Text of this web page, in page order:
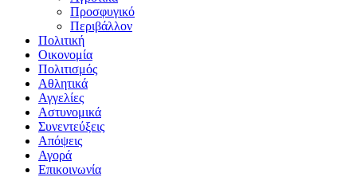
Προσφυγικό
Περιβάλλον
Πολιτική
Οικονομία
Πολιτισμός
Αθλητικά
Αγγελίες
Αστυνομικά
Συνεντεύξεις
Απόψεις
Αγορά
Επικοινωνία